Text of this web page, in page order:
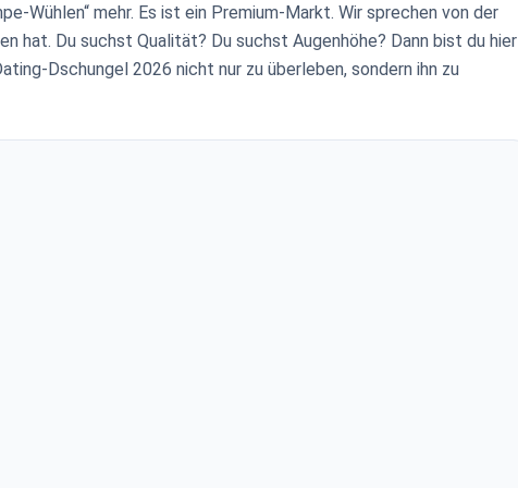
Wühlen“ mehr. Es ist ein Premium-Markt. Wir sprechen von der
hat. Du suchst Qualität? Du suchst Augenhöhe? Dann bist du hier
Dschungel 2026 nicht nur zu überleben, sondern ihn zu